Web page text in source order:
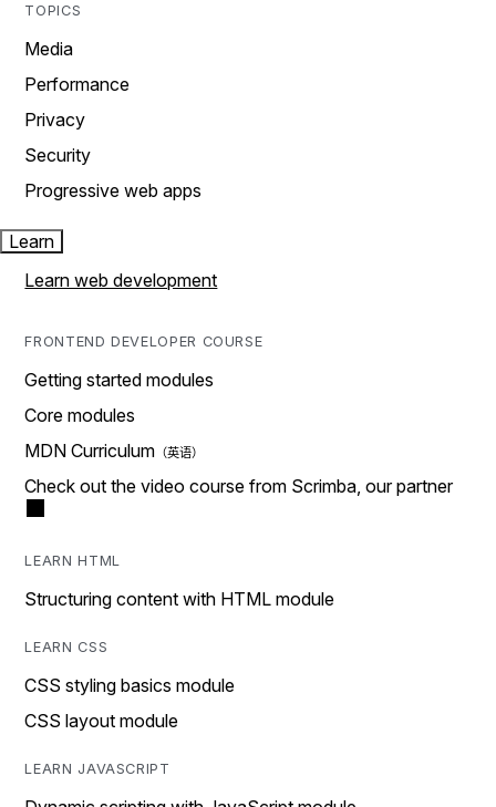
TOPICS
Media
Performance
Privacy
Security
Progressive web apps
Learn
Learn web development
FRONTEND DEVELOPER COURSE
Getting started modules
Core modules
MDN Curriculum
Check out the video course from Scrimba, our partner
LEARN HTML
Structuring content with HTML module
LEARN CSS
CSS styling basics module
CSS layout module
LEARN JAVASCRIPT